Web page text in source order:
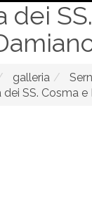
dei
galleria
dei SS. Cosma